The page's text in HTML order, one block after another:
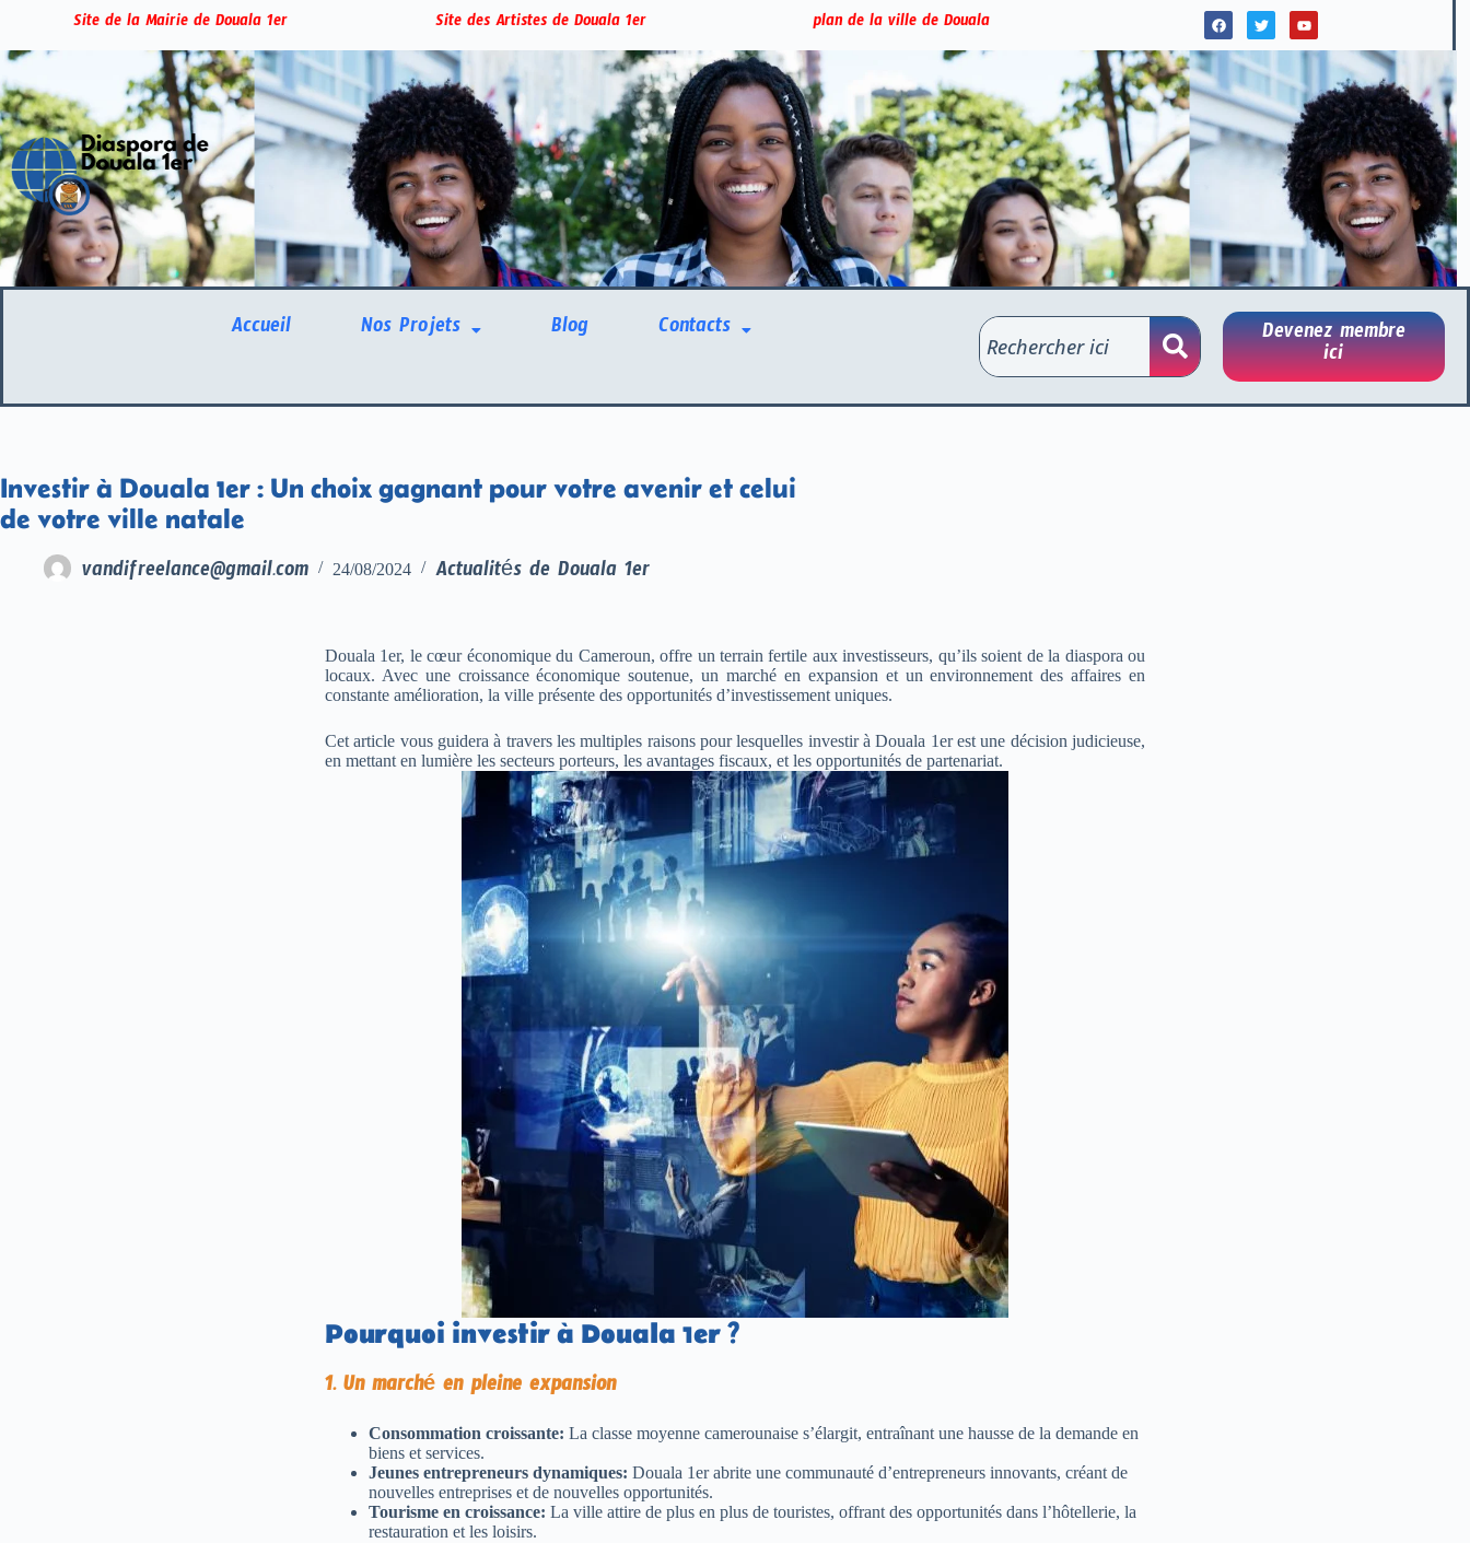
Site de la Mairie de Douala 1er Site des Artistes de Douala 1er plan de la ville de Douala
Accueil Nos Projets Blog Contacts Devenez membre
ici
Investir à Douala 1er : Un choix gagnant pour votre avenir et celui
de votre ville natale
vandifreelance@gmail.com 24/08/2024 Actualités de Douala 1er
Douala 1er, le cœur économique du Cameroun, offre un terrain fertile aux investisseurs, qu’ils soient de la diaspora ou
locaux. Avec une croissance économique soutenue, un marché en expansion et un environnement des affaires en
constante amélioration, la ville présente des opportunités d’investissement uniques.
Cet article vous guidera à travers les multiples raisons pour lesquelles investir à Douala 1er est une décision judicieuse,
en mettant en lumière les secteurs porteurs, les avantages fiscaux, et les opportunités de partenariat.
Pourquoi investir à Douala 1er ?
1. Un marché en pleine expansion
Consommation croissante: La classe moyenne camerounaise s’élargit, entraînant une hausse de la demande en
biens et services.
Jeunes entrepreneurs dynamiques: Douala 1er abrite une communauté d’entrepreneurs innovants, créant de
nouvelles entreprises et de nouvelles opportunités.
Tourisme en croissance: La ville attire de plus en plus de touristes, offrant des opportunités dans l’hôtellerie, la
restauration et les loisirs.